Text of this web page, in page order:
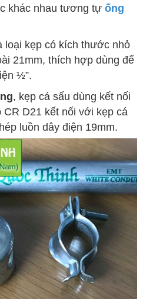
khác nhau tương tự ống
loại kẹp có kích thước nhỏ
21mm, thích hợp dùng để
½”.
, kẹp cá sấu dùng kết nối
D21 kết nối với kẹp cá
luồn dây điện 19mm.